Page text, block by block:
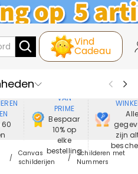
Vind
Cadeau
Verkochte
60
VAN
PRIME
Bespaar
10% op
elke
bestelling
Alle
zijn
Canvas
schilderijen
Schilderen met
Nummers